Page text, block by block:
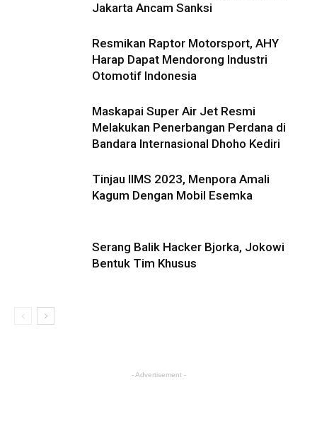
Jakarta Ancam Sanksi
Resmikan Raptor Motorsport, AHY
Harap Dapat Mendorong Industri
Otomotif Indonesia
Maskapai Super Air Jet Resmi
Melakukan Penerbangan Perdana di
Bandara Internasional Dhoho Kediri
Tinjau IIMS 2023, Menpora Amali
Kagum Dengan Mobil Esemka
Serang Balik Hacker Bjorka, Jokowi
Bentuk Tim Khusus
- Advertisement -